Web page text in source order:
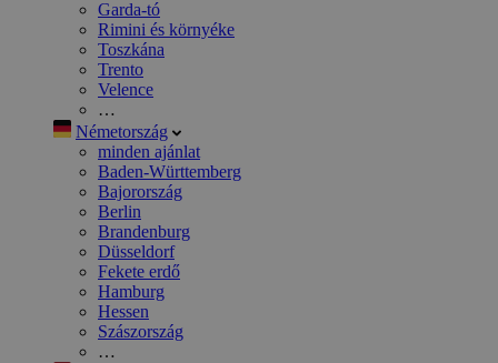
Garda-tó
Rimini és környéke
Toszkána
Trento
Velence
…
Németország
minden ajánlat
Baden-Württemberg
Bajorország
Berlin
Brandenburg
Düsseldorf
Fekete erdő
Hamburg
Hessen
Szászország
…